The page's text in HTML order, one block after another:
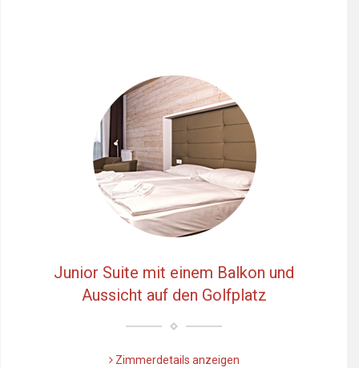
Junior Suite mit einem Balkon und
Aussicht auf den Golfplatz
Zimmerdetails anzeigen